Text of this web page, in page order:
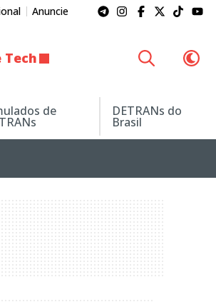
Anuncie
Tech
de DETRANs do
Brasil